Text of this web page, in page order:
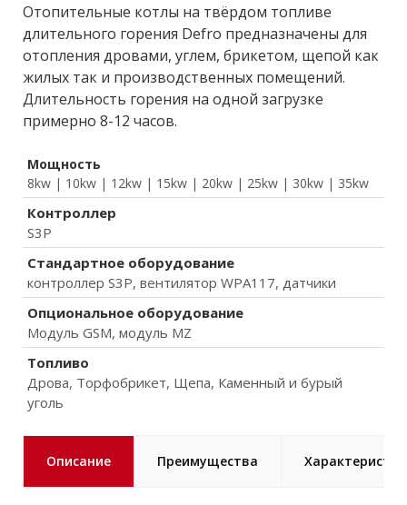
Отопительные котлы на твёрдом топливе
длительного горения Defro предназначены для
отопления дровами, углем, брикетом, щепой как
жилых так и производственных помещений.
Длительность горения на одной загрузке
примерно 8-12 часов.
Мощность
8kw | 10kw | 12kw | 15kw | 20kw | 25kw | 30kw | 35kw
Контроллер
S3P
Стандартное оборудование
контроллер S3P, вентилятор WPA117, датчики
Опциональное оборудование
Модуль GSM, модуль MZ
Топливо
Дрова, Торфобрикет, Щепа, Каменный и бурый
уголь
Описание Преимущества